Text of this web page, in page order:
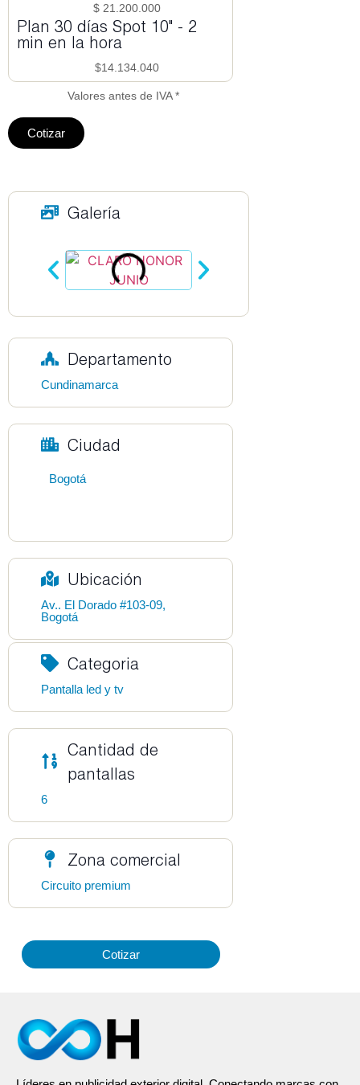
$ 21.200.000
Plan 30 días Spot 10" - 2
min en la hora
$14.134.040
Valores antes de IVA *
Cotizar
Galería
Departamento
Cundinamarca
Ciudad
Bogotá
Ubicación
Av.. El Dorado #103-09,
Bogotá
Categoria
Pantalla led y tv
Cantidad de
pantallas
6
Zona comercial
Circuito premium
Cotizar